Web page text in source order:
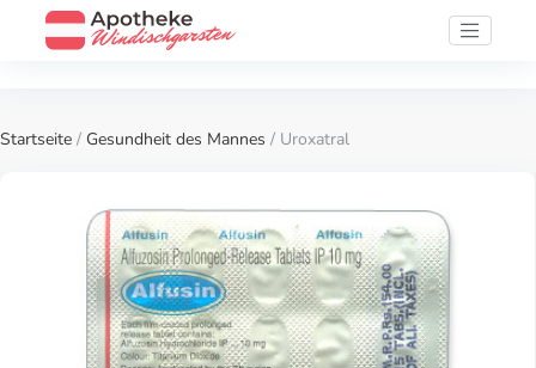
Startseite / Gesundheit des Mannes / Uroxatral